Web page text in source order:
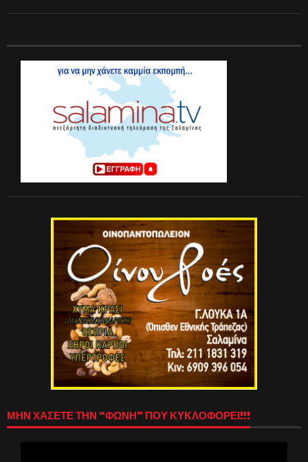
ΜΗΝ ΧΑΣΕΤΕ ΤΗΝ “ΦΩΝΗ” ΠΟΥ ΚΥΚΛΟΦΟΡΕΙ!!!